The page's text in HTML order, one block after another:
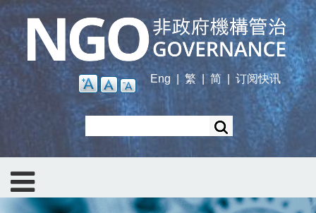
Skip
main
content
Eng
繁 | 简 订阅快讯